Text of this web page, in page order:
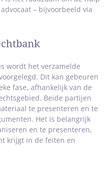
– bijvoorbeeld via
wordt het verzamelde
Dit kan gebeuren
fase, afhankelijk van de
Beide partijen
te presenteren en te
Het is belangrijk
en te presenteren,
krijgt in de feiten en